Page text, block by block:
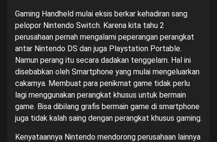
Gaming Handheld mulai eksis berkar kehadiran sang
pelopor Nintendo Switch. Karena kita tahu 2
perusahaan pernah mengalami peperangan perangkat
antar Nintendo DS dan juga Playstation Portable.
Namun perang itu secara dadakan tenggelam. Hal ini
disebabkan oleh Smartphone yang mulai mengeluarkan
cakarnya. Membuat para penikmat game tidak perlu
lagi menggunakan perangkat khusus untuk bermain
game. Bisa dibilang grafis bermain game di smartphone
juga tidak kalah saing dengan perangkat khusus gaming.
Kenyataannya Nintendo mendorong perusahaan lainnya